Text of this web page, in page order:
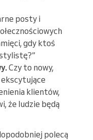
posty i
gdy ktoś
Czy to nowy,
klientów,
że ludzie będą
polecą